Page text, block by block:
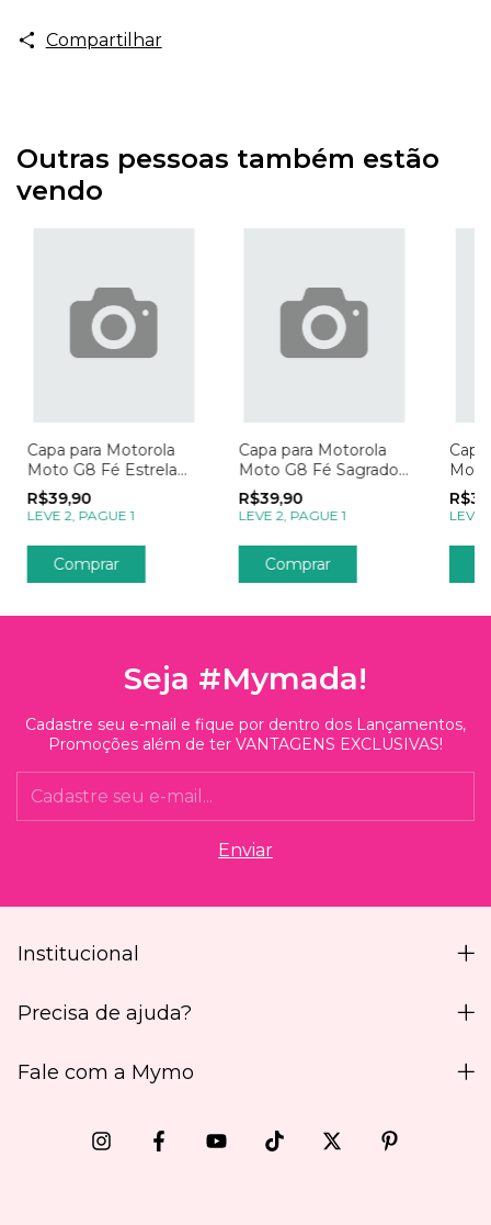
Compartilhar
Outras pessoas também estão
vendo
Capa para Motorola
Moto G8 Fé Estrela
Guia
R$39,90
LEVE 2, PAGUE 1
Comprar
Capa para Motorola
Moto G8 Fé Sagrado
e Imaculado Coração
R$39,90
LEVE 2, PAGUE 1
Comprar
My
LEVE
Seja #Mymada!
Cadastre seu e-mail e fique por dentro dos Lançamentos,
Promoções além de ter VANTAGENS EXCLUSIVAS!
Institucional
Precisa de ajuda?
Fale com a Mymo